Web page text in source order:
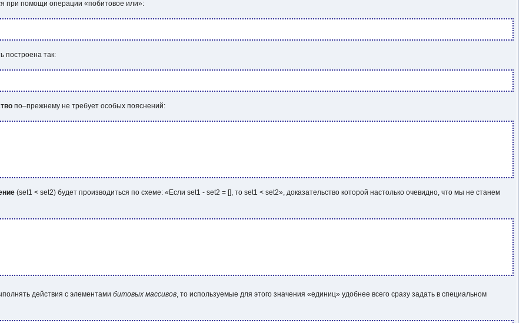
при помощи операции «побитовое или»:
построена так:
по–прежнему не требует особых пояснений:
(set1 < set2) будет производиться по схеме: «Если set1 - set2 = [], то set1 < set2», доказательство которой настолько очевидно, что мы не станем
действия с элементамибитовых массивов, то используемые для этого значения «единиц» удобнее всего сразу задать в специальном